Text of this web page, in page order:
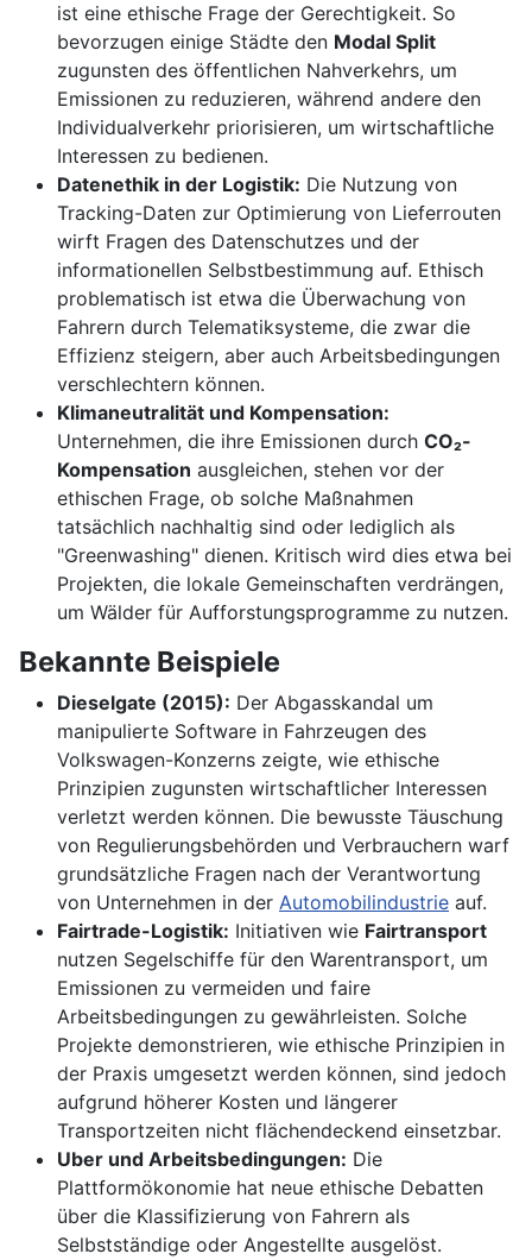
ist eine ethische Frage der Gerechtigkeit. So
bevorzugen einige Städte den Modal Split
zugunsten des öffentlichen Nahverkehrs, um
Emissionen zu reduzieren, während andere den
Individualverkehr priorisieren, um wirtschaftliche
Interessen zu bedienen.
Datenethik in der Logistik: Die Nutzung von
Tracking-Daten zur Optimierung von Lieferrouten
wirft Fragen des Datenschutzes und der
informationellen Selbstbestimmung auf. Ethisch
problematisch ist etwa die Überwachung von
Fahrern durch Telematiksysteme, die zwar die
Effizienz steigern, aber auch Arbeitsbedingungen
verschlechtern können.
Klimaneutralität und Kompensation:
Unternehmen, die ihre Emissionen durch CO₂-
Kompensation ausgleichen, stehen vor der
ethischen Frage, ob solche Maßnahmen
tatsächlich nachhaltig sind oder lediglich als
"Greenwashing" dienen. Kritisch wird dies etwa bei
Projekten, die lokale Gemeinschaften verdrängen,
um Wälder für Aufforstungsprogramme zu nutzen.
Bekannte Beispiele
Dieselgate (2015): Der Abgasskandal um
manipulierte Software in Fahrzeugen des
Volkswagen-Konzerns zeigte, wie ethische
Prinzipien zugunsten wirtschaftlicher Interessen
verletzt werden können. Die bewusste Täuschung
von Regulierungsbehörden und Verbrauchern warf
grundsätzliche Fragen nach der Verantwortung
von Unternehmen in der Automobilindustrie auf.
Fairtrade-Logistik: Initiativen wie Fairtransport
nutzen Segelschiffe für den Warentransport, um
Emissionen zu vermeiden und faire
Arbeitsbedingungen zu gewährleisten. Solche
Projekte demonstrieren, wie ethische Prinzipien in
der Praxis umgesetzt werden können, sind jedoch
aufgrund höherer Kosten und längerer
Transportzeiten nicht flächendeckend einsetzbar.
Uber und Arbeitsbedingungen: Die
Plattformökonomie hat neue ethische Debatten
über die Klassifizierung von Fahrern als
Selbstständige oder Angestellte ausgelöst.